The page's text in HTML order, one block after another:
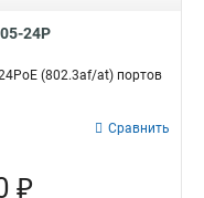
24P
(802.3af/at) портов
Сравнить
₽